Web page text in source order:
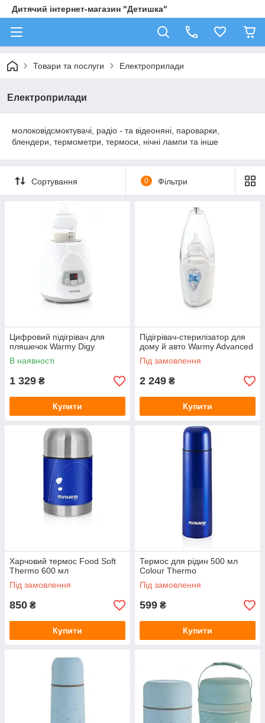
Дитячий інтернет-магазин "Детишка"
Товари та послуги Електроприлади
Електроприлади
молоковідсмоктувачі, радіо - та відеоняні, пароварки,
блендери, термометри, термоси, нічні лампи та інше
Сортування 0 Фільтри
Цифровий підігрівач для
пляшечок Warmy Digy
В наявності
1 329 ₴
Купити
Підігрівач-стерилізатор для
дому й авто Warmy Advanced
Під замовлення
2 249 ₴
Купити
Харчовий термос Food Soft
Thermo 600 мл
Під замовлення
850 ₴
Купити
Термос для рідин 500 мл
Colour Thermo
Під замовлення
599 ₴
Купити